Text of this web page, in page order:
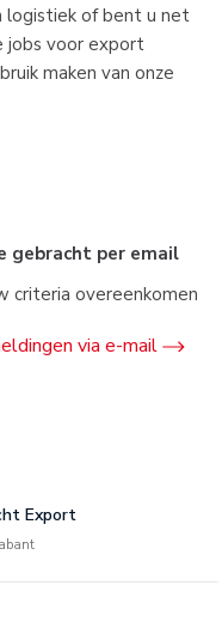
logistiek of bent u net
jobs voor export
maken van onze
gebracht per email
criteria overeenkomen
via e-mail
Export